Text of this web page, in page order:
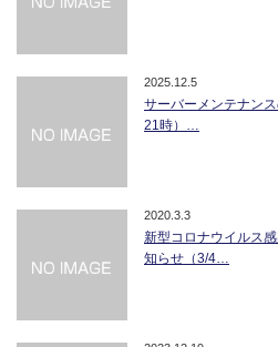
2025.12.5
サーバーメンテナン
21時）…
2020.3.3
新型コロナウイルス
知らせ（3/4…